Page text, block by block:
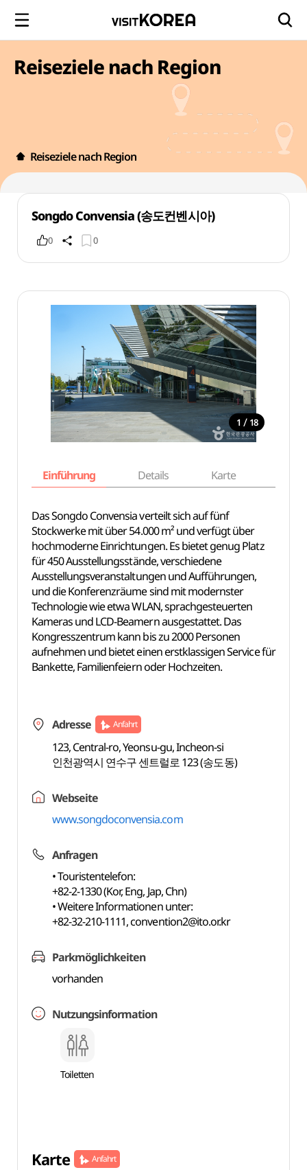
Reiseziele nach Region
Reiseziele nach Region
Songdo Convensia (송도컨벤시아)
0 0
1 / 18
Einführung Details Karte
Das Songdo Convensia verteilt sich auf fünf
Stockwerke mit über 54.000 m² und verfügt über
hochmoderne Einrichtungen. Es bietet genug Platz
für 450 Ausstellungsstände, verschiedene
Ausstellungsveranstaltungen und Aufführungen,
und die Konferenzräume sind mit modernster
Technologie wie etwa WLAN, sprachgesteuerten
Kameras und LCD-Beamern ausgestattet. Das
Kongresszentrum kann bis zu 2000 Personen
aufnehmen und bietet einen erstklassigen Service für
Bankette, Familienfeiern oder Hochzeiten.
Adresse Anfahrt
123, Central-ro, Yeonsu-gu, Incheon-si
인천광역시 연수구 센트럴로 123 (송도동)
Webseite
www.songdoconvensia.com
Anfragen
• Touristentelefon:
+82-2-1330 (Kor, Eng, Jap, Chn)
• Weitere Informationen unter:
+82-32-210-1111,convention2@ito.or.kr
Parkmöglichkeiten
vorhanden
Nutzungsinformation
Toiletten
Karte Anfahrt